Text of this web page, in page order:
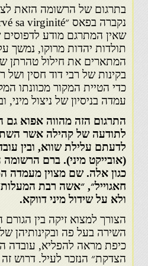
שאין המתרגם מודע לדפוסים
תולדות יהדות מרוקו, נמשך
המתארים את חילול טהרתן של
בקינות של רבי דוד חסין
כדי הטיית המקור מכוונתו
עמדה בניסיון של ניצול
התרגום הזה מהווה אפוא
לתודעה של קהילה אשר
לדעתם עלילת שווא, ובין
(אובייקט מיני). ברם
כגון אלה. שם מצוין מעמדה
חאגוייל״, ״אשה רבת
ולא על שידול מיני דווקא.
הצורך למצוא זיקה בין הגורם
השירה בעל פה ובקינותיהן
כיפת מראה להפליא, עובדה
הצדקת״ הנזכר לעיל. דרוש